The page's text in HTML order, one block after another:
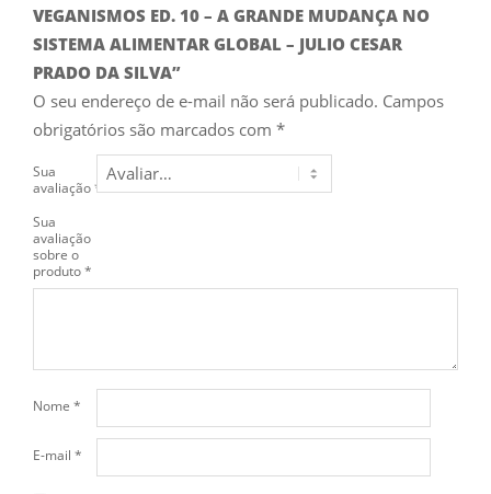
VEGANISMOS ED. 10 – A GRANDE MUDANÇA NO
SISTEMA ALIMENTAR GLOBAL – JULIO CESAR
PRADO DA SILVA”
O seu endereço de e-mail não será publicado. Campos
obrigatórios são marcados com *
Sua
avaliação*
Sua
avaliação
sobre o
produto*
Nome *
E-mail *